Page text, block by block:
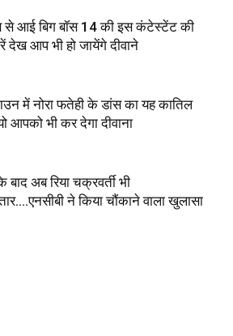
से आई बिग बॉस 14 की इस कंटेस्टेंट की
देख आप भी हो जायेंगे दीवाने
में नोरा फतेही के डांस का यह कातिल
आपको भी कर देगा दीवाना
बाद अब रिया चक्रवर्ती भी
ने किया चौंकाने वाला खुलासा